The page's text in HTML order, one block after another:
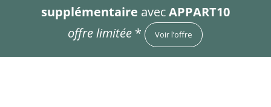
supplémentaire avecAPPART10
offre limitée * Voir l’offre